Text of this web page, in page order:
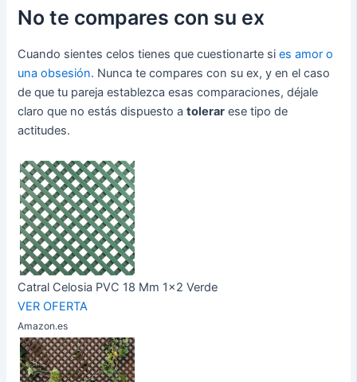
No te compares con su ex
Cuando sientes celos tienes que cuestionarte sies amor o
una obsesión. Nunca te compares con su ex, y en el caso
de que tu pareja establezca esas comparaciones, déjale
claro que no estás dispuesto atolerar ese tipo de
actitudes.
Catral Celosia PVC 18 Mm 1x2 Verde
VER OFERTA
Amazon.es